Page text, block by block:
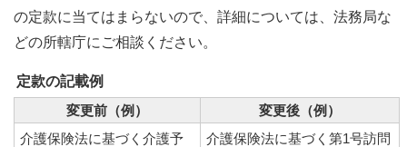
の定款に当てはまらないので、詳細については、法務局な
どの所轄庁にご相談ください。
定款の記載例
変更前（例）
変更後（例）
介護保険法に基づく介護予
介護保険法に基づく第1号訪問